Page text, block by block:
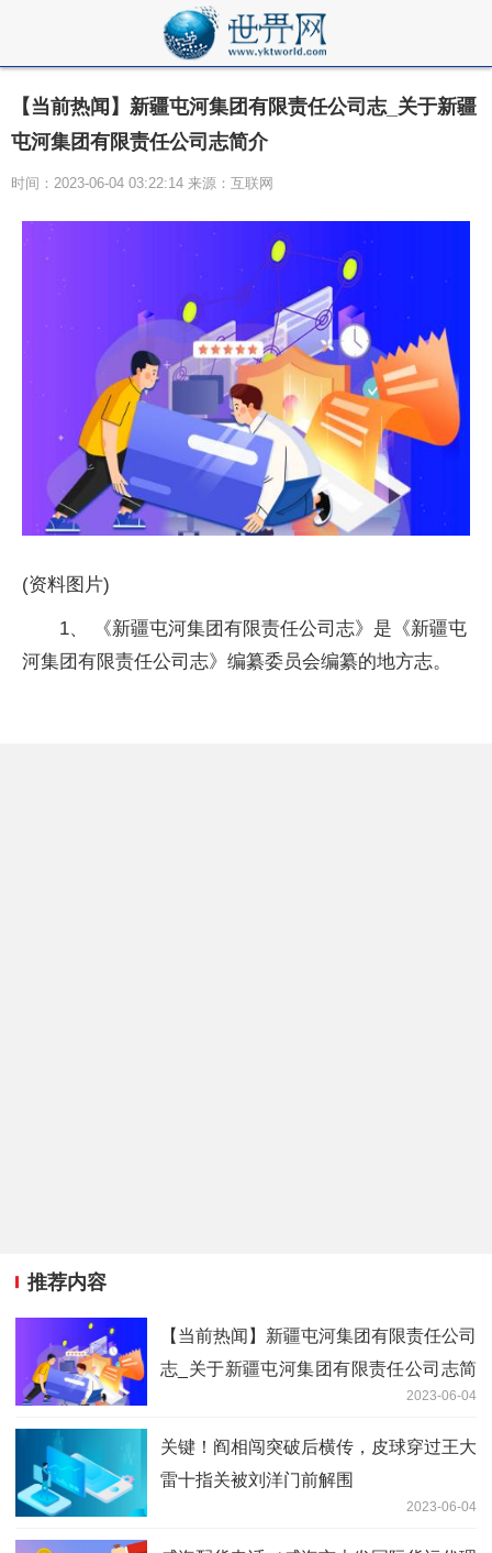
【当前热闻】新疆屯河集团有限责任公司志_关于新疆
屯河集团有限责任公司志简介
时间：2023-06-04 03:22:14 来源：互联网
(资料图片)
1、 《新疆屯河集团有限责任公司志》是《新疆屯
河集团有限责任公司志》编纂委员会编纂的地方志。
推荐内容
【当前热闻】新疆屯河集团有限责任公司
志_关于新疆屯河集团有限责任公司志简
2023-06-04
关键！阎相闯突破后横传，皮球穿过王大
雷十指关被刘洋门前解围
2023-06-04